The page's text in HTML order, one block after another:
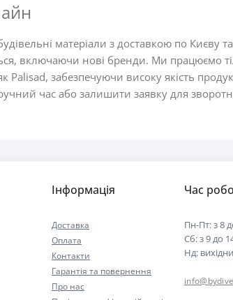
матеріали з доставкою по Києву та
включаючи нові бренди. Ми працюємо
забезпечуючи високу якість
час або залишити заявку для
Інформація
Доставка
Оплата
Контакти
Гарантія та повернення
Про нас
Час
Пн-Пт: з 8
Сб: з 9 до
Нд: